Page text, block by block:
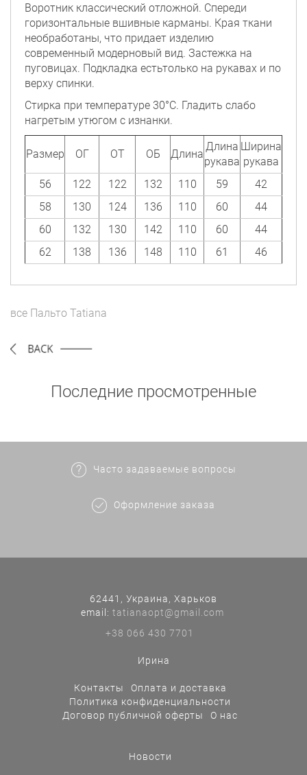
Воротник классический отложной. Спереди
горизонтальные вшивные карманы. Края ткани
необработаны, что придает изделию
современный модерновый вид. Застежка на
пуговицах. Подкладка естьтолько на рукавах и по
верху спинки.
Стирка при температуре 30°C. Гладить слабо
нагретым утюгом с изнанки.
Размер ОГ ОТ ОБ Длина
Длина
рукава
Ширина
рукава
56
122 122 132 110 59
42
58
130 124 136 110 60
44
60
132 130 142 110 60
44
62
138 136 148 110 61 46
все Пальто Tatiana
Последние просмотренные
Часто задаваемые вопросы
Оформление заказа
62441, Украина, Харьков
еmail: tatianaopt@gmail.com
+38 066 430 7701
Ирина
Контакты
Оплата и доставка
Политика конфиденциальности
Договор публичной оферты
О нас
Новости